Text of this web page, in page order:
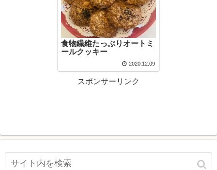
食物繊維たっぷりオートミ
ールクッキー
2020.12.09
スポンサーリンク